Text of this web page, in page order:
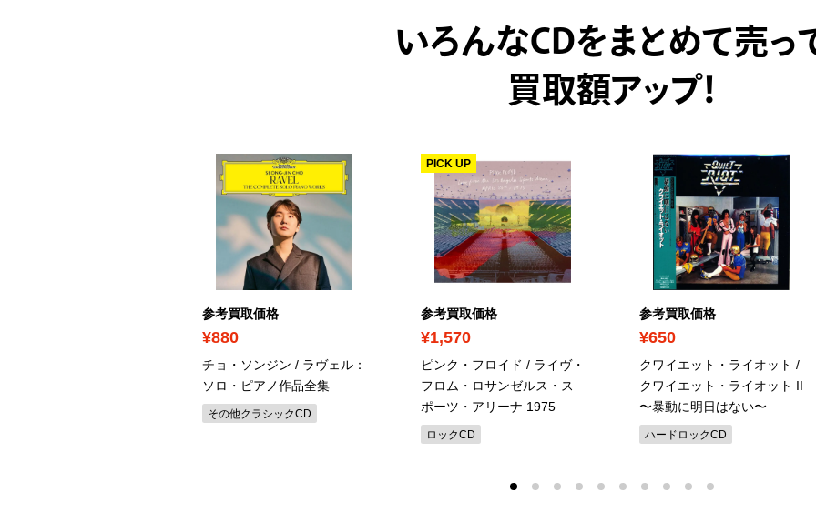
いろんなCDをまとめて売っ
買取額アップ！
参考買取価格
¥880
チョ・ソンジン / ラヴェル：
ソロ・ピアノ作品全集
その他クラシックCD
参考買取価格
¥1,570
PICK UP
ピンク・フロイド / ライヴ・
フロム・ロサンゼルス・ス
ポーツ・アリーナ 1975
ロックCD
参考買取価格
¥650
クワイエット・ライオット /
クワイエット・ライオット II
〜暴動に明日はない〜
ハードロックCD